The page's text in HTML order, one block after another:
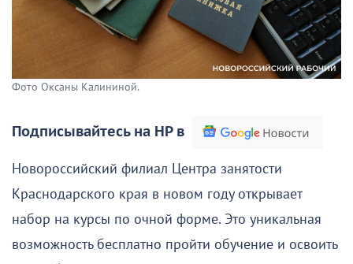
Фото Оксаны Калининой.
Подписывайтесь на НР в
Новороссийский филиал Центра занятости
Краснодарского края в новом году открывает
набор на курсы по очной форме. Это уникальная
возможность бесплатно пройти обучение и освоить